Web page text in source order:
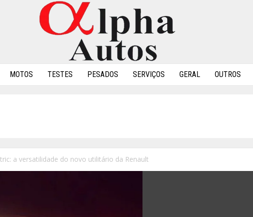
MOTOS TESTES PESADOS SERVIÇOS GERAL OUTROS
a versatilidade do novo utilitário da Renault